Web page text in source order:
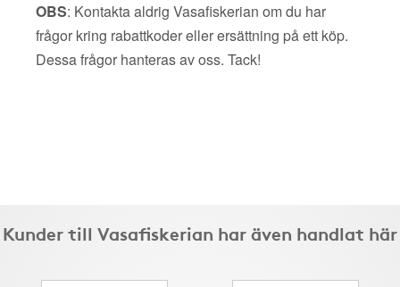
OBS: Kontakta aldrig Vasafiskerian om du har
frågor kring rabattkoder eller ersättning på ett köp.
Dessa frågor hanteras av oss. Tack!
Kunder till Vasafiskerian har även handlat här